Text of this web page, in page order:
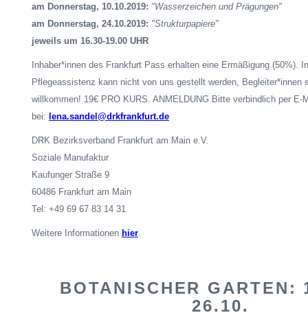
am Donnerstag, 10.10.2019: "Wasserzeichen und Prägungen"
am Donnerstag, 24.10.2019: "Strukturpapiere"
jeweils um 16.30-19.00 UHR
Inhaber*innen des Frankfurt Pass erhalten eine Ermäßigung (50%).
Pflegeassistenz kann nicht von uns gestellt werden, Begleiter*innen
willkommen! 19€ PRO KURS. ANMELDUNG Bitte verbindlich per E-
bei: lena.sandel@drkfrankfurt.de
DRK Bezirksverband Frankfurt am Main e.V.
Soziale Manufaktur
Kaufunger Straße 9
60486 Frankfurt am Main
Tel: +49 69 67 83 14 31
Weitere Informationen hier
BOTANISCHER GARTEN:
26.10.